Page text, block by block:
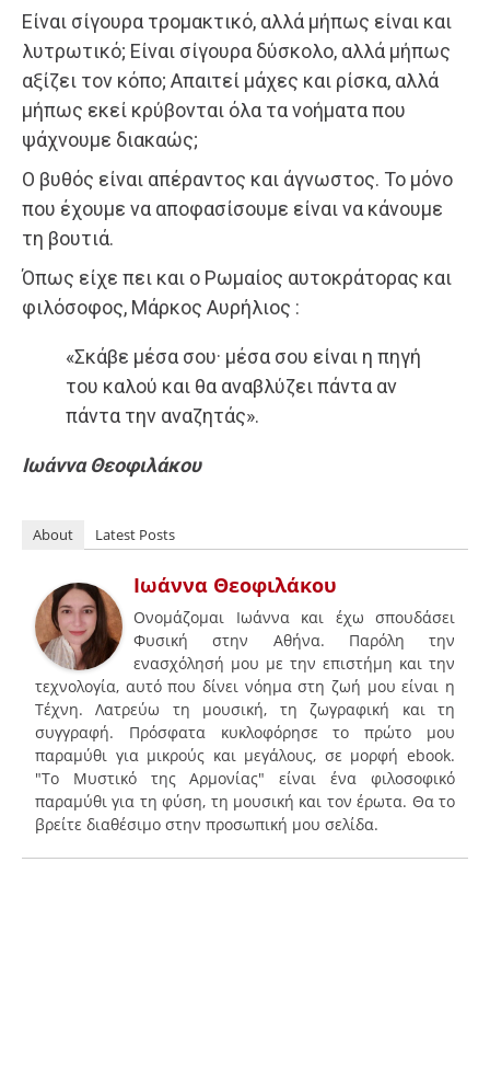
Είναι σίγουρα τρομακτικό, αλλά μήπως είναι και
λυτρωτικό; Είναι σίγουρα δύσκολο, αλλά μήπως
αξίζει τον κόπο; Απαιτεί μάχες και ρίσκα, αλλά
μήπως εκεί κρύβονται όλα τα νοήματα που
ψάχνουμε διακαώς;
Ο βυθός είναι απέραντος και άγνωστος. Το μόνο
που έχουμε να αποφασίσουμε είναι να κάνουμε
τη βουτιά.
Όπως είχε πει και ο Ρωμαίος αυτοκράτορας και
φιλόσοφος, Μάρκος Αυρήλιος :
«Σκάβε μέσα σου· μέσα σου είναι η πηγή
του καλού και θα αναβλύζει πάντα αν
πάντα την αναζητάς».
Ιωάννα Θεοφιλάκου
About Latest Posts
Ιωάννα Θεοφιλάκου
Ονομάζομαι Ιωάννα και έχω σπουδάσει
Φυσική στην Αθήνα. Παρόλη την
ενασχόλησή μου με την επιστήμη και την
τεχνολογία, αυτό που δίνει νόημα στη ζωή μου είναι η
Τέχνη. Λατρεύω τη μουσική, τη ζωγραφική και τη
συγγραφή. Πρόσφατα κυκλοφόρησε το πρώτο μου
παραμύθι για μικρούς και μεγάλους, σε μορφή ebook.
"Tο Μυστικό της Αρμονίας" είναι ένα φιλοσοφικό
παραμύθι για τη φύση, τη μουσική και τον έρωτα. Θα το
βρείτε διαθέσιμο στην προσωπική μου σελίδα.